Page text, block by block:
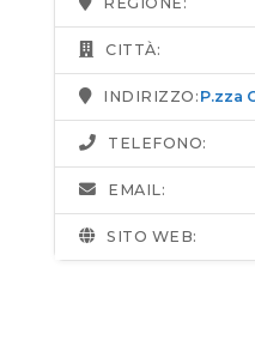
CITTÀ:
INDIRIZZO: P.zza
TELEFONO:
EMAIL:
SITO WEB: